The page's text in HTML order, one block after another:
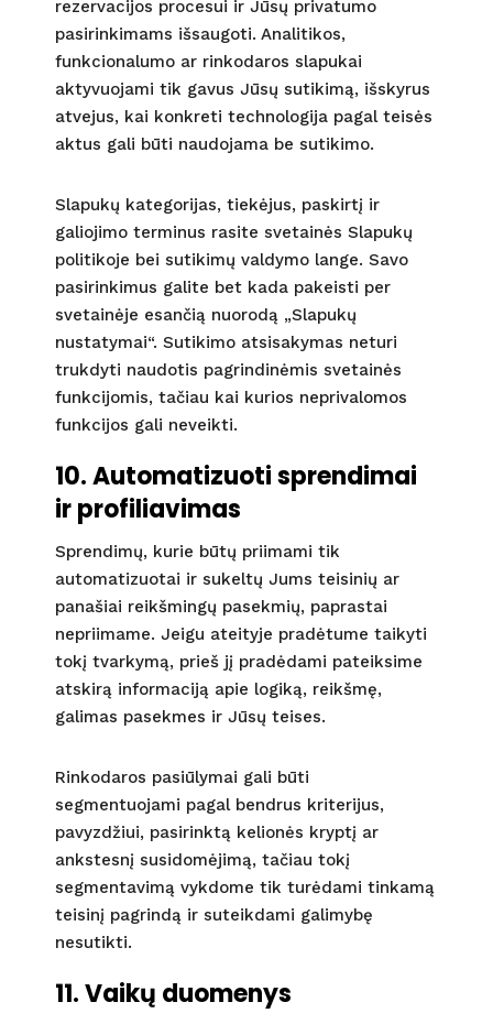
rezervacijos procesui ir Jūsų privatumo
pasirinkimams išsaugoti. Analitikos,
funkcionalumo ar rinkodaros slapukai
aktyvuojami tik gavus Jūsų sutikimą, išskyrus
atvejus, kai konkreti technologija pagal teisės
aktus gali būti naudojama be sutikimo.
Slapukų kategorijas, tiekėjus, paskirtį ir
galiojimo terminus rasite svetainės Slapukų
politikoje bei sutikimų valdymo lange. Savo
pasirinkimus galite bet kada pakeisti per
svetainėje esančią nuorodą „Slapukų
nustatymai“. Sutikimo atsisakymas neturi
trukdyti naudotis pagrindinėmis svetainės
funkcijomis, tačiau kai kurios neprivalomos
funkcijos gali neveikti.
10. Automatizuoti sprendimai
ir profiliavimas
Sprendimų, kurie būtų priimami tik
automatizuotai ir sukeltų Jums teisinių ar
panašiai reikšmingų pasekmių, paprastai
nepriimame. Jeigu ateityje pradėtume taikyti
tokį tvarkymą, prieš jį pradėdami pateiksime
atskirą informaciją apie logiką, reikšmę,
galimas pasekmes ir Jūsų teises.
Rinkodaros pasiūlymai gali būti
segmentuojami pagal bendrus kriterijus,
pavyzdžiui, pasirinktą kelionės kryptį ar
ankstesnį susidomėjimą, tačiau tokį
segmentavimą vykdome tik turėdami tinkamą
teisinį pagrindą ir suteikdami galimybę
nesutikti.
11. Vaikų duomenys